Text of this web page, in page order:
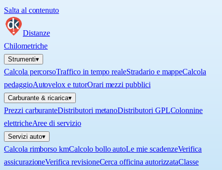
Salta al contenuto
Distanze
Chilometriche
Strumenti▾
Calcola percorsoTraffico in tempo realeStradario e mappeCalcola
pedaggioAutovelox e tutorOrari mezzi pubblici
Carburante & ricarica▾
Prezzi carburanteDistributori metanoDistributori GPLColonnine
elettricheAree di servizio
Servizi auto▾
Calcola rimborso kmCalcolo bollo autoLe mie scadenzeVerifica
assicurazioneVerifica revisioneCerca officina autorizzataClasse